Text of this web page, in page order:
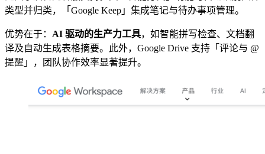
类型并归类，「Google Keep」集成笔记与待办事项管理。
优势在于： AI 驱动的生产力工具，如智能拼写检查、文档翻
译及自动生成表格摘要。此外，Google Drive 支持「评论与 @
提醒」，团队协作效率显著提升。